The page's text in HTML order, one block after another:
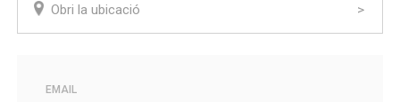
Obri la ubicació
EMAIL